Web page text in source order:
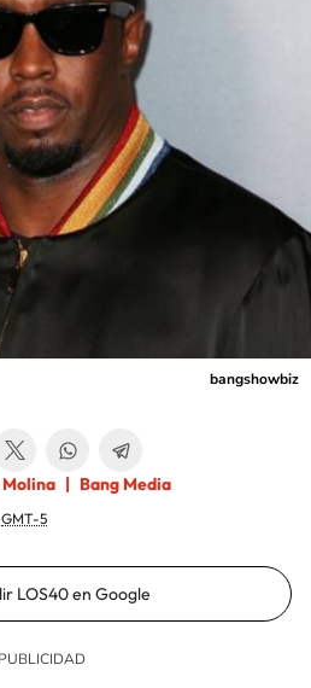
bangshowbiz
Bang Media
GMT-5
LOS40 en Google